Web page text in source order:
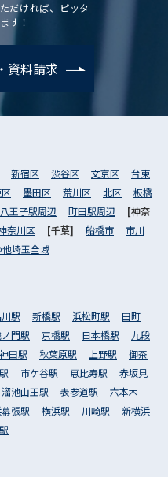
だければ、ピッタ
す！
資料請求
新宿区 渋谷区 文京区
台東
墨田区 荒川区 北区
板橋
八王子駅周辺 町田駅周辺
[神奈
奈川区 [千葉] 船橋市
市川
他埼玉全域
駅 新橋駅 浜松町駅
田町
門駅 京橋駅 日本橋駅
九段
神田駅 秋葉原駅 上野駅
御茶
市ケ谷駅 恵比寿駅
赤坂見
溜池山王駅 表参道駅
六本木
張駅 横浜駅 川崎駅
新横浜